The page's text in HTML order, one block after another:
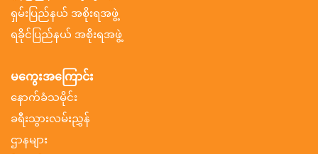
ရှမ်းပြည်နယ် အစိုးရအဖွဲ့
ရခိုင်ပြည်နယ် အစိုးရအဖွဲ့
မကွေးအကြောင်း
နောက်ခံသမိုင်း
ခရီးသွားလမ်းညွှန်
ဌာနများ